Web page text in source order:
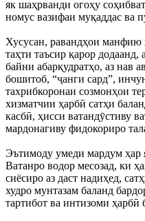
як шаҳрванди огоҳу
номус вазифаи муқаддас ва
Хусусан, равандҳои манфию
таҳти таъсир қарор
байни абарқудратҳо, аз нав
бошитоб, “ҷанги сард”,
тахрибкоронаи созмонҳои
хизматчии ҳарбӣ сатҳи
касбӣ, ҳисси ватандӯстиву
мардонагиву фидокориро
Эътимоду умеди мардум ҳар
Ватанро водор месозад, ки
сиёсиро аз даст надиҳед,
худро мунтазам баланд
тартибот ва интизоми ҳарбӣ